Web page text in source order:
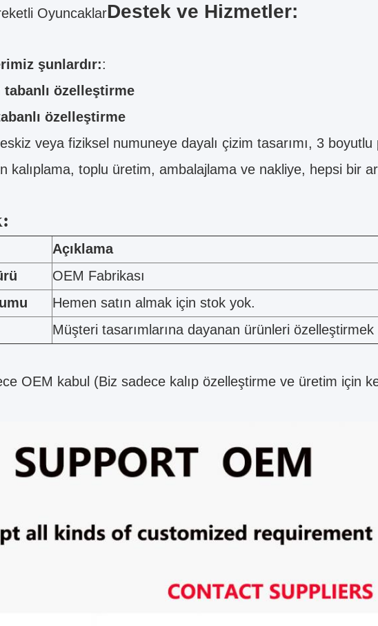
OyuncaklarDestek ve Hizmetler:
şunlardır::
tabanlı özelleştirme
özelleştirme
veya fiziksel numuneye dayalı çizim tasarımı, 3
kalıplama, toplu üretim, ambalajlama ve nakliye, hepsi bir
Açıklama
OEM Fabrikası
Hemen satın almak için stok yok.
Müşteri tasarımlarına dayanan ürünleri özelleştirmek
OEM kabul (Biz sadece kalıp özelleştirme ve üretim için